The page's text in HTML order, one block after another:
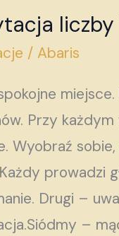
/Abaris
Przy
Wyobraź
prowadzi
Drugi –
–